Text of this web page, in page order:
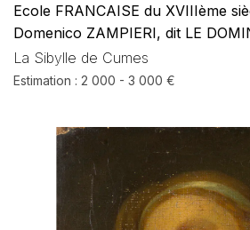
Ecole FRANCAISE du XVIIIème
Domenico ZAMPIERI, dit LE
La Sibylle de Cumes
Estimation : 2 000 - 3 000 €